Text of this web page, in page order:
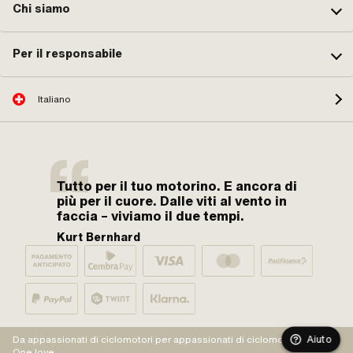
Chi siamo
Per il responsabile
Italiano
Tutto per il tuo motorino. E ancora di
più per il cuore. Dalle viti al vento in
faccia – viviamo il due tempi.
Kurt Bernhard
Da appassionati di ciclomotori per appassionati di ciclomotori. Aiuto